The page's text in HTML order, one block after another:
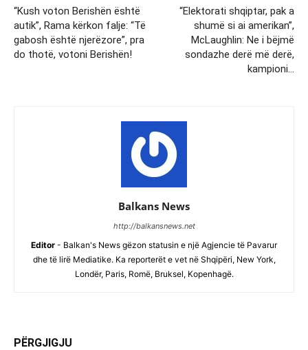
“Kush voton Berishën është
autik”, Rama kërkon falje: “Të
gabosh është njerëzore”, pra
do thotë, votoni Berishën!
“Elektorati shqiptar, pak a
shumë si ai amerikan”,
McLaughlin: Ne i bëjmë
sondazhe derë më derë,
kampioni…
Balkans News
http://balkansnews.net
Editor - Balkan's News gëzon statusin e një Agjencie të Pavarur
dhe të lirë Mediatike. Ka reporterët e vet në Shqipëri, New York,
Londër, Paris, Romë, Bruksel, Kopenhagë.
PËRGJIGJU